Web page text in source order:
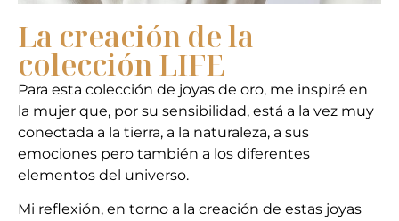
La creación de la
colección LIFE
Para esta colección de joyas de oro, me inspiré en
la mujer que, por su sensibilidad, está a la vez muy
conectada a la tierra, a la naturaleza, a sus
emociones pero también a los diferentes
elementos del universo.
Mi reflexión, en torno a la creación de estas joyas